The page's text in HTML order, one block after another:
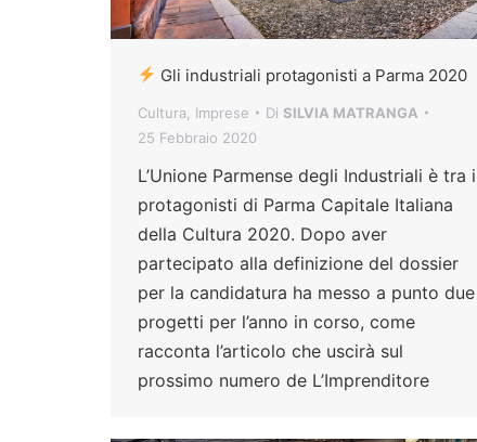
Gli industriali protagonisti a Parma 2020
Cultura Imprese Di SILVIA MATRANGA
25 Febbraio 2020
L’Unione Parmense degli Industriali è tra i
protagonisti di Parma Capitale Italiana
della Cultura 2020. Dopo aver
partecipato alla definizione del dossier
per la candidatura ha messo a punto due
progetti per l’anno in corso, come
racconta l’articolo che uscirà sul
prossimo numero de L’Imprenditore